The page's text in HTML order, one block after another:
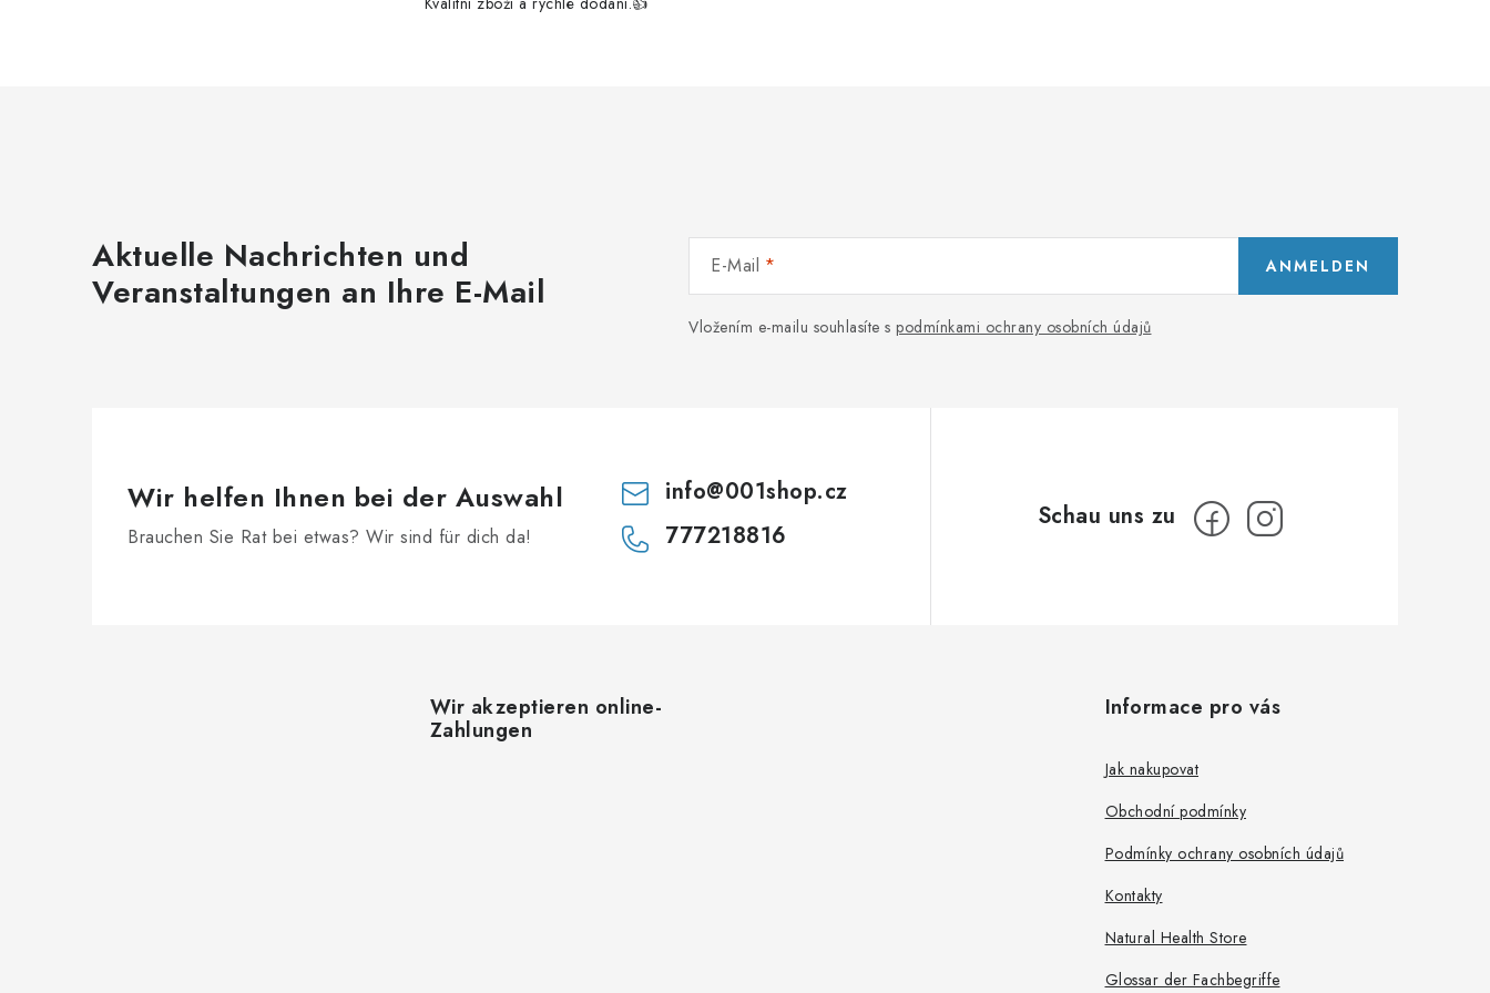
Aktuelle Nachrichten und
Veranstaltungen an Ihre E-Mail
E-Mail
Vložením e-mailu souhlasíte s podmínkami ochrany osobních údajů
ANMELDEN
Wir helfen Ihnen bei der Auswahl
Brauchen Sie Rat bei etwas? Wir sind für dich da!
info@001shop.cz
777218816
Wir akzeptieren online-
Zahlungen
Informace pro vás
Jak nakupovat
Obchodní podmínky
Podmínky ochrany osobních údajů
Kontakty
Natural Health Store
Glossar der Fachbegriffe